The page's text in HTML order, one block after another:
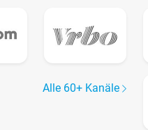
Alle 60+ Kanäle